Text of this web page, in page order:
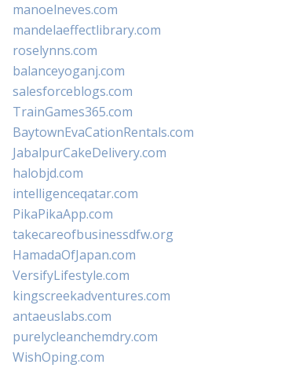
manoelneves.com
mandelaeffectlibrary.com
roselynns.com
balanceyoganj.com
salesforceblogs.com
TrainGames365.com
BaytownEvaCationRentals.com
JabalpurCakeDelivery.com
halobjd.com
intelligenceqatar.com
PikaPikaApp.com
takecareofbusinessdfw.org
HamadaOfJapan.com
VersifyLifestyle.com
kingscreekadventures.com
antaeuslabs.com
purelycleanchemdry.com
WishOping.com